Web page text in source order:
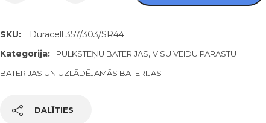
SKU:
Duracell 357/303/SR44
Kategorija:
PULKSTEŅU BATERIJAS, VISU VEIDU PARASTU
BATERIJAS UN UZLĀDĒJAMĀS BATERIJAS
DALĪTIES